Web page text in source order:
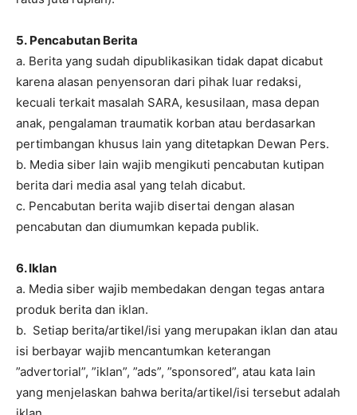
5. Pencabutan Berita
a. Berita yang sudah dipublikasikan tidak dapat dicabut
karena alasan penyensoran dari pihak luar redaksi,
kecuali terkait masalah SARA, kesusilaan, masa depan
anak, pengalaman traumatik korban atau berdasarkan
pertimbangan khusus lain yang ditetapkan Dewan Pers.
b. Media siber lain wajib mengikuti pencabutan kutipan
berita dari media asal yang telah dicabut.
c. Pencabutan berita wajib disertai dengan alasan
pencabutan dan diumumkan kepada publik.
6. Iklan
a. Media siber wajib membedakan dengan tegas antara
produk berita dan iklan.
b. Setiap berita/artikel/isi yang merupakan iklan dan atau
isi berbayar wajib mencantumkan keterangan
”advertorial”, ”iklan”, ”ads”, ”sponsored”, atau kata lain
yang menjelaskan bahwa berita/artikel/isi tersebut adalah